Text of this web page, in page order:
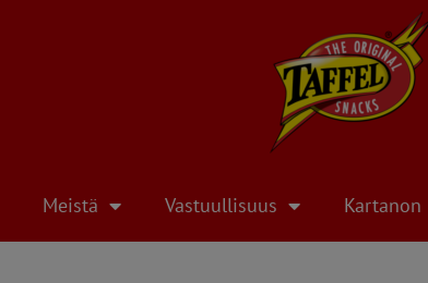
Meistä Vastuullisuus Kartanon